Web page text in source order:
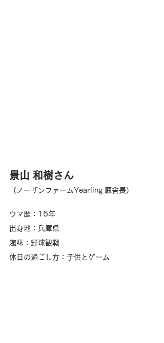
景山 和樹さん
（ノーザンファームYearling 厩舎長）
ウマ歴：15年
出身地：兵庫県
趣味：野球観戦
休日の過ごし方：子供とゲーム